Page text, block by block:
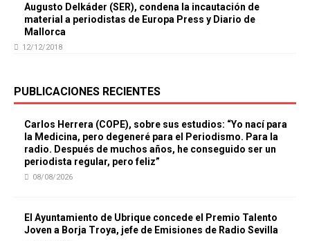
Augusto Delkáder (SER), condena la incautación de
material a periodistas de Europa Press y Diario de
Mallorca
12/12/2018
PUBLICACIONES RECIENTES
Carlos Herrera (COPE), sobre sus estudios: “Yo nací para
la Medicina, pero degeneré para el Periodismo. Para la
radio. Después de muchos años, he conseguido ser un
periodista regular, pero feliz”
08/08/2026
El Ayuntamiento de Ubrique concede el Premio Talento
Joven a Borja Troya, jefe de Emisiones de Radio Sevilla